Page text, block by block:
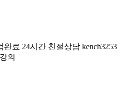
완료 24시간 친절상담 kench3253
의